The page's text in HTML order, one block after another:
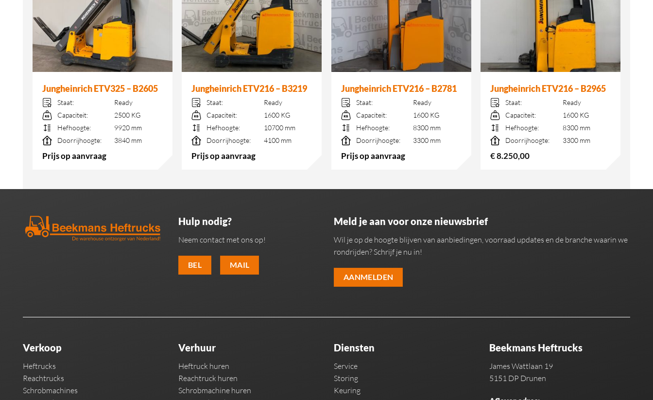
Jungheinrich ETV325 – B2605
Staat:
Ready
Capaciteit:
2500 KG
Hefhoogte:
9920 mm
Doorrijhoogte:
3840 mm
Prijs op aanvraag
Jungheinrich ETV216 – B3219
Staat:
Ready
Capaciteit:
1600 KG
Hefhoogte:
10700 mm
Doorrijhoogte:
4100 mm
Prijs op aanvraag
Jungheinrich ETV216 – B2781
Staat:
Ready
Capaciteit:
1600 KG
Hefhoogte:
8300 mm
Doorrijhoogte:
3300 mm
Prijs op aanvraag
Jungheinrich ETV216 – B2965
Staat:
Ready
Capaciteit:
1600 KG
Hefhoogte:
8300 mm
Doorrijhoogte:
3300 mm
€8.250,00
Hulp nodig?
Neem contact met ons op!
BEL MAIL
Meld je aan voor onze nieuwsbrief
Wil je op de hoogte blijven van aanbiedingen, voorraad updates en de branche waarin we
rondrijden? Schrijf je nu in!
AANMELDEN
Verkoop
Heftrucks
Reachtrucks
Schrobmachines
Verhuur
Heftruck huren
Reachtruck huren
Schrobmachine huren
Diensten
Service
Storing
Keuring
Beekmans Heftrucks
James Wattlaan 19
5151 DP Drunen